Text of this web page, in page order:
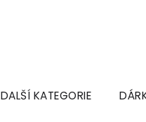
DALŠÍ KATEGORIE